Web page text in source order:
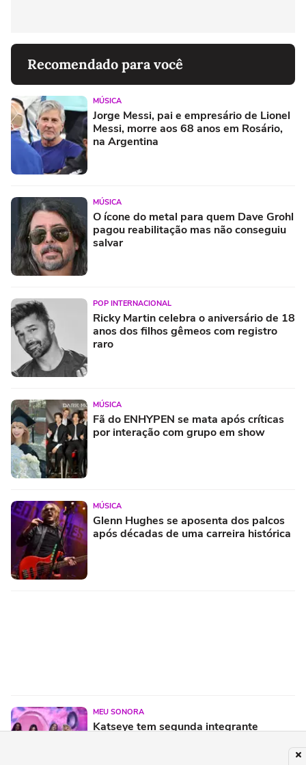
Recomendado para você
MÚSICA
Jorge Messi, pai e empresário de Lionel
Messi, morre aos 68 anos em Rosário,
na Argentina
MÚSICA
O ícone do metal para quem Dave Grohl
pagou reabilitação mas não conseguiu
salvar
POP INTERNACIONAL
Ricky Martin celebra o aniversário de 18
anos dos filhos gêmeos com registro
raro
MÚSICA
Fã do ENHYPEN se mata após críticas
por interação com grupo em show
MÚSICA
Glenn Hughes se aposenta dos palcos
após décadas de uma carreira histórica
MEU SONORA
Katseye tem segunda integrante